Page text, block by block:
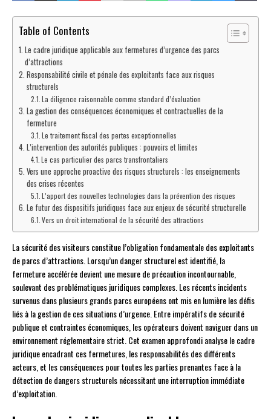
Table of Contents
Le cadre juridique applicable aux fermetures d’urgence des parcs
d’attractions
Responsabilité civile et pénale des exploitants face aux risques
structurels
La diligence raisonnable comme standard d’évaluation
La gestion des conséquences économiques et contractuelles de la
fermeture
Le traitement fiscal des pertes exceptionnelles
L’intervention des autorités publiques : pouvoirs et limites
Le cas particulier des parcs transfrontaliers
Vers une approche proactive des risques structurels : les enseignements
des crises récentes
L’apport des nouvelles technologies dans la prévention des risques
Le futur des dispositifs juridiques face aux enjeux de sécurité structurelle
Vers un droit international de la sécurité des attractions
La sécurité des visiteurs constitue l’obligation fondamentale des exploitants
de parcs d’attractions. Lorsqu’un danger structurel est identifié, la
fermeture accélérée devient une mesure de précaution incontournable,
soulevant des problématiques juridiques complexes. Les récents incidents
survenus dans plusieurs grands parcs européens ont mis en lumière les défis
liés à la gestion de ces situations d’urgence. Entre impératifs de sécurité
publique et contraintes économiques, les opérateurs doivent naviguer dans un
environnement réglementaire strict. Cet examen approfondi analyse le cadre
juridique encadrant ces fermetures, les responsabilités des différents
acteurs, et les conséquences pour toutes les parties prenantes face à la
détection de dangers structurels nécessitant une interruption immédiate
d’exploitation.